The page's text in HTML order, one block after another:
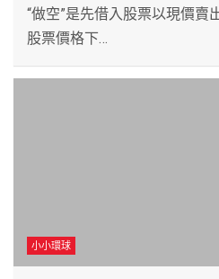
“做空”是先借入股票以現價賣
股票價格下…
小小環球